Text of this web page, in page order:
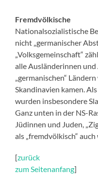
Fremdvölkische
Nationalsozialistische
nicht „germanischer
„Volksgemeinschaft“
alle Ausländerinnen
„germanischen“
Skandinavien kamen.
wurden insbesondere
Ganz unten in der NS-
Jüdinnen und Juden,
als „fremdvölkisch“
[zurück
zum Seitenanfang]